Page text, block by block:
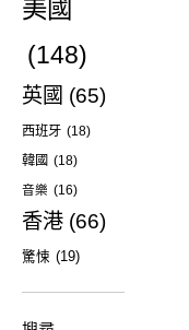
美國
(148)
英國 (65)
西班牙 (18)
韓國 (18)
音樂 (16)
香港 (66)
驚悚 (19)